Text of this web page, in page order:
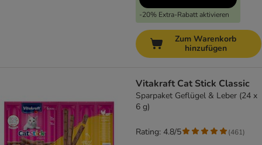
-20% Extra-Rabatt aktivieren
Zum Warenkorb
hinzufügen
Vitakraft Cat Stick Classic
Sparpaket Geflügel & Leber (24 x
6 g)
Rating: 4.8/5 (461)